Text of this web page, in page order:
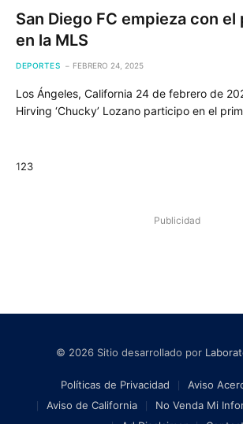
San Diego FC empieza con
en la MLS
DEPORTES FEBRERO 24, 2025
Los Ángeles, California 24 de febrero de
Hirving ‘Chucky’ Lozano participo en el
123Next
Publicidad
© 2026 Sitio desarrollado por
Políticas de Privacidad
Aviso
Aviso de California
No Venda Mi